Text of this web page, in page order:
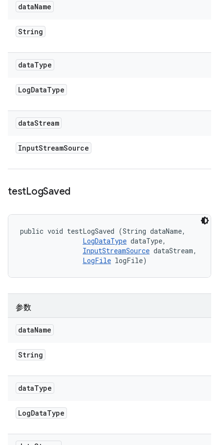
dataName
String
dataType
LogDataType
dataStream
InputStreamSource
testLogSaved
public void testLogSaved (String dataName,
LogDataType dataType,
InputStreamSource dataStream,
LogFile logFile)
参数
dataName
String
dataType
LogDataType